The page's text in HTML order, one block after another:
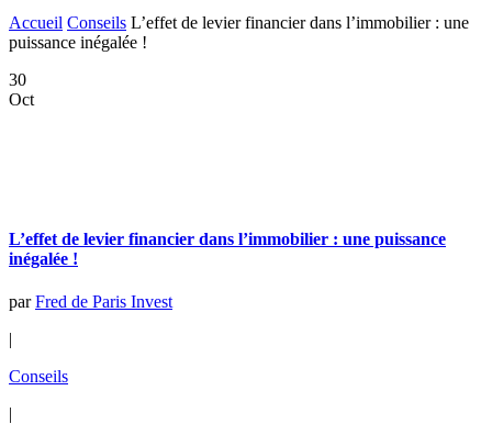
Accueil Conseils L’effet de levier financier dans l’immobilier : une
puissance inégalée !
30
Oct
L’effet de levier financier dans l’immobilier : une puissance
inégalée !
parFred de Paris Invest
|
Conseils
|